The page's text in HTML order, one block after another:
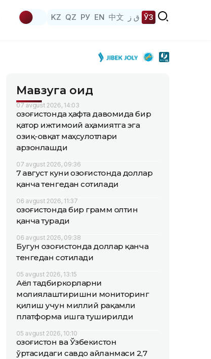
KZ QZ РУ EN 中文 ق ز ЎЗ
Мавзуга оид
07 avgust 2026, 14:03
Қозоғистонда ҳафта давомида бир
қатор ижтимоий аҳамиятга эга
озиқ-овқат маҳсулотлари
арзонлашди
07 avgust 2026, 09:36
7 август куни Қозоғистонда доллар
қанча тенгедан сотилади
06 avgust 2026, 11:37
Қозоғистонда бир грамм олтин
қанча туради
06 avgust 2026, 09:38
Бугун Қозоғистонда доллар қанча
тенгедан сотилади
05 avgust 2026, 13:15
Аёл тадбиркорларни
молиялаштиришни мониторинг
қилиш учун миллий рақамли
платформа ишга туширилди
05 avgust 2026, 10:10
Қозоғистон ва Ўзбекистон
ўртасидаги савдо айланмаси 2,7